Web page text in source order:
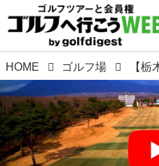
HOME ゴルフ場